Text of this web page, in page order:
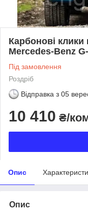
Карбонові
Mercedes-Benz
Під замовлення
Роздріб
Відправка з 05
10 410 ₴/
Опис
Опис